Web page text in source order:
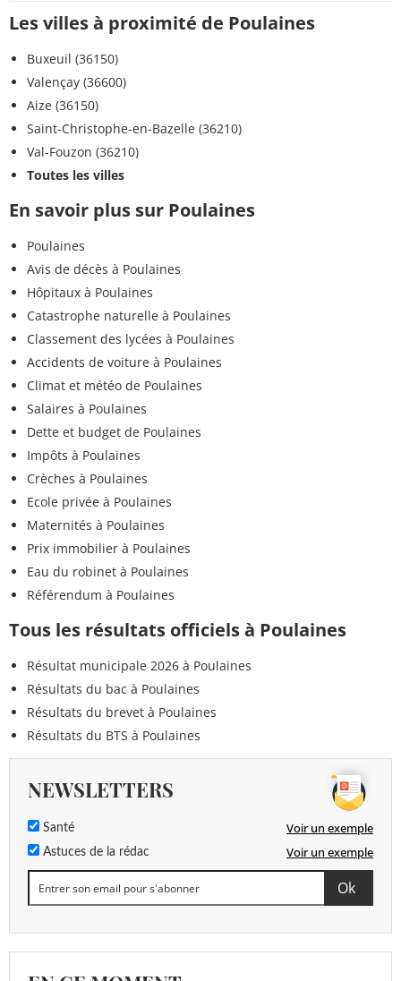
Les villes à proximité de Poulaines
Buxeuil (36150)
Valençay (36600)
Aize (36150)
Saint-Christophe-en-Bazelle (36210)
Val-Fouzon (36210)
Toutes les villes
En savoir plus sur Poulaines
Poulaines
Avis de décès à Poulaines
Hôpitaux à Poulaines
Catastrophe naturelle à Poulaines
Classement des lycées à Poulaines
Accidents de voiture à Poulaines
Climat et météo de Poulaines
Salaires à Poulaines
Dette et budget de Poulaines
Impôts à Poulaines
Crèches à Poulaines
Ecole privée à Poulaines
Maternités à Poulaines
Prix immobilier à Poulaines
Eau du robinet à Poulaines
Référendum à Poulaines
Tous les résultats officiels à Poulaines
Résultat municipale 2026 à Poulaines
Résultats du bac à Poulaines
Résultats du brevet à Poulaines
Résultats du BTS à Poulaines
NEWSLETTERS
Santé Voir un exemple
Astuces de la rédac Voir un exemple